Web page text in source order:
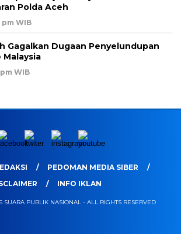
Polda Aceh
pm WIB
Gagalkan Dugaan Penyelundupan
Malaysia
WIB
PEDOMAN MEDIA SIBER
INFO IKLAN
SUARA PUBLIK NASIONAL - ALL RIGHTS RESERVED